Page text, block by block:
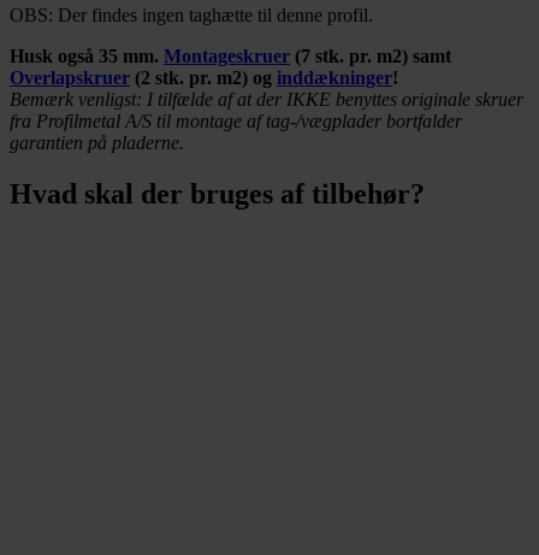
OBS: Der findes ingen taghætte til denne profil.
Husk også 35 mm. Montageskruer (7 stk. pr. m2) samt
Overlapskruer (2 stk. pr. m2) og inddækninger!
Bemærk venligst: I tilfælde af at der IKKE benyttes originale skruer
fra Profilmetal A/S til montage af tag-/vægplader bortfalder
garantien på pladerne.
Hvad skal der bruges af tilbehør?